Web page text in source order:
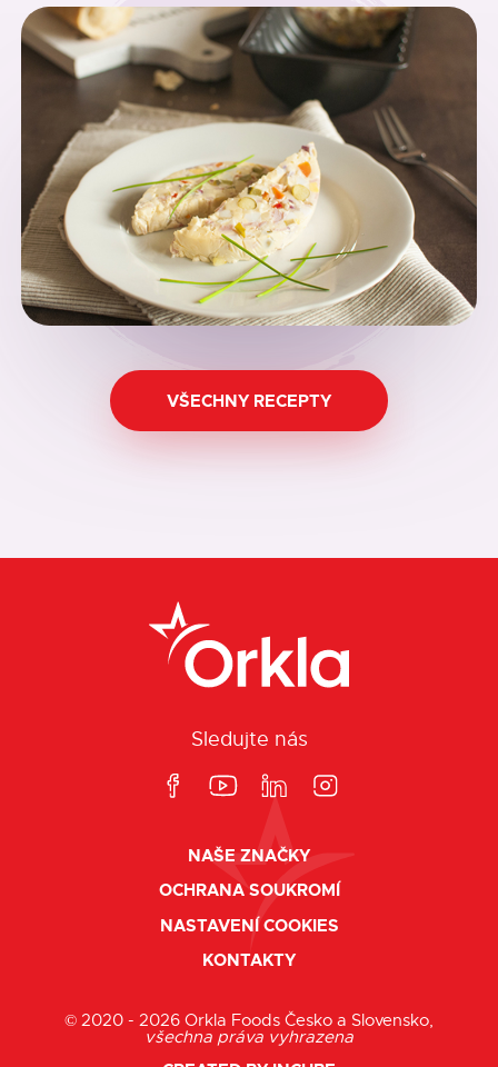
VŠECHNY RECEPTY
Sledujte nás
NAŠE ZNAČKY
OCHRANA SOUKROMÍ
NASTAVENÍ COOKIES
KONTAKTY
© 2020 - 2026 Orkla Foods Česko a Slovensko,
všechna práva vyhrazena